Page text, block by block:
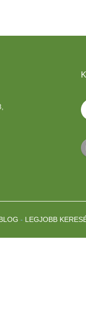
- LEGJOBB